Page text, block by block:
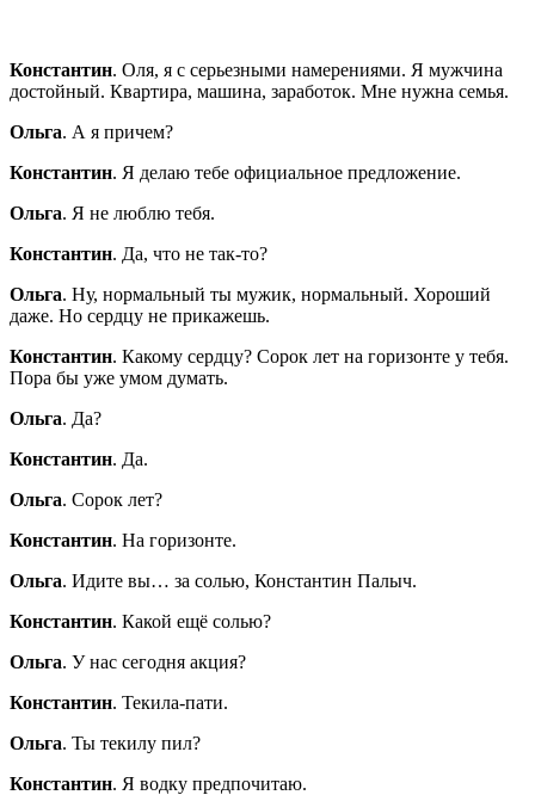
Константин. Оля, я с серьезными намерениями. Я мужчина
достойный. Квартира, машина, заработок. Мне нужна семья.
Ольга. А я причем?
Константин. Я делаю тебе официальное предложение.
Ольга. Я не люблю тебя.
Константин. Да, что не так-то?
Ольга. Ну, нормальный ты мужик, нормальный. Хороший
даже. Но сердцу не прикажешь.
Константин. Какому сердцу? Сорок лет на горизонте у тебя.
Пора бы уже умом думать.
Ольга. Да?
Константин. Да.
Ольга. Сорок лет?
Константин. На горизонте.
Ольга. Идите вы… за солью, Константин Палыч.
Константин. Какой ещё солью?
Ольга. У нас сегодня акция?
Константин. Текила-пати.
Ольга. Ты текилу пил?
Константин. Я водку предпочитаю.